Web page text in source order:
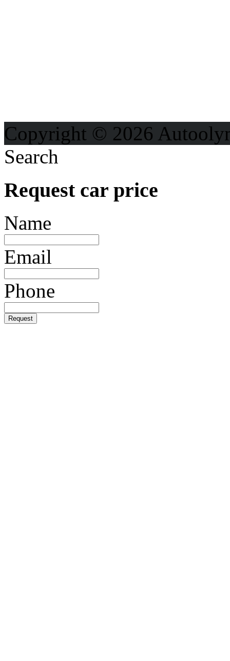
Copyright © 2026
Search
Request car price
Name
Email
Phone
Request